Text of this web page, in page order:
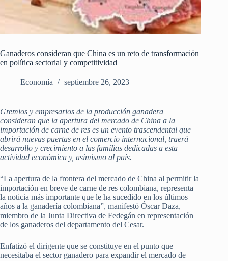
Ganaderos consideran que China es un reto de transformación
en política sectorial y competitividad
Economía septiembre 26, 2023
Gremios y empresarios de la producción ganadera
consideran que la apertura del mercado de China a la
importación de carne de res es un evento trascendental que
abrirá nuevas puertas en el comercio internacional, traerá
desarrollo y crecimiento a las familias dedicadas a esta
actividad económica y, asimismo al país.
“La apertura de la frontera del mercado de China al permitir la
importación en breve de carne de res colombiana, representa
la noticia más importante que le ha sucedido en los últimos
años a la ganadería colombiana”, manifestó Óscar Daza,
miembro de la Junta Directiva de Fedegán en representación
de los ganaderos del departamento del Cesar.
Enfatizó el dirigente que se constituye en el punto que
necesitaba el sector ganadero para expandir el mercado de